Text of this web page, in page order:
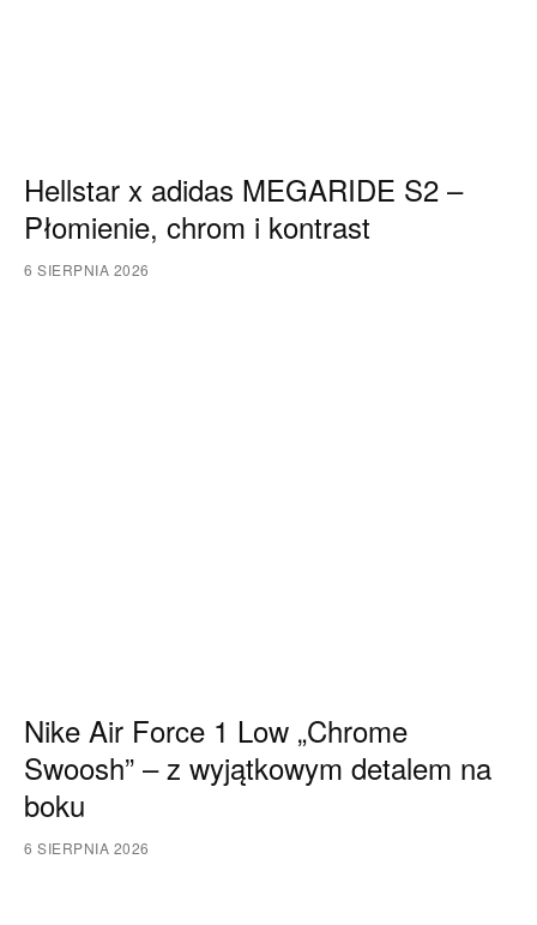
Hellstar x adidas MEGARIDE S2 –
Płomienie, chrom i kontrast
6 SIERPNIA 2026
Nike Air Force 1 Low „Chrome
Swoosh” – z wyjątkowym detalem na
boku
6 SIERPNIA 2026